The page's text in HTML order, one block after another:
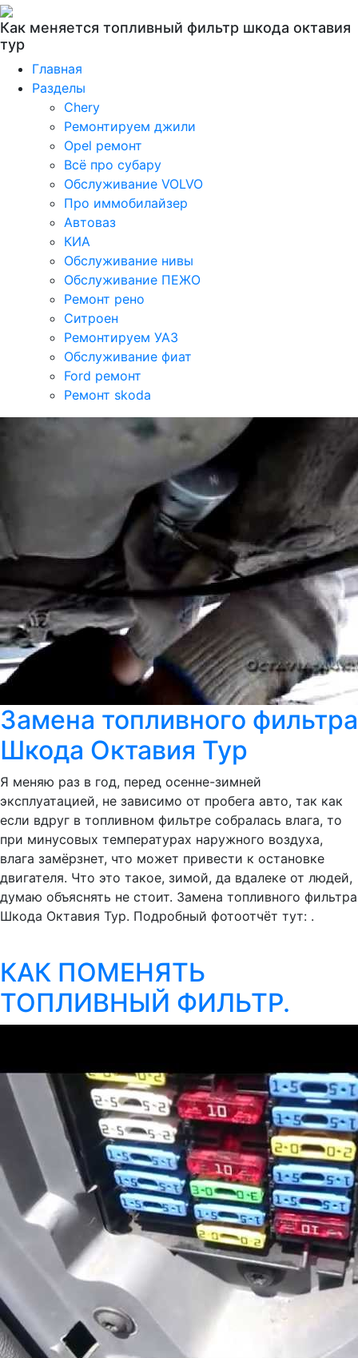
Как меняется топливный фильтр шкода октавия
тур
Главная
Разделы
Chery
Ремонтируем джили
Opel ремонт
Всё про субару
Обслуживание VOLVO
Про иммобилайзер
Автоваз
КИА
Обслуживание нивы
Обслуживание ПЕЖО
Ремонт рено
Ситроен
Ремонтируем УАЗ
Обслуживание фиат
Ford ремонт
Ремонт skoda
Замена топливного фильтра
Шкода Октавия Тур
Я меняю раз в год, перед осенне-зимней
эксплуатацией, не зависимо от пробега авто, так как
если вдруг в топливном фильтре собралась влага, то
при минусовых температурах наружного воздуха,
влага замёрзнет, что может привести к остановке
двигателя. Что это такое, зимой, да вдалеке от людей,
думаю объяснять не стоит. Замена топливного фильтра
Шкода Октавия Тур. Подробный фотоотчёт тут: .
КАК ПОМЕНЯТЬ
ТОПЛИВНЫЙ ФИЛЬТР.